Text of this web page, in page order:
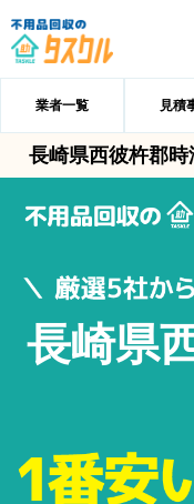
業者一覧 見積
長崎県西彼杵郡
長崎県